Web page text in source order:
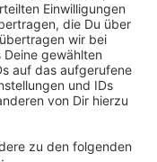
ging, war die Lage
ruhig. Die
hatte mit
Und auch im
völlig
ab morgen früh